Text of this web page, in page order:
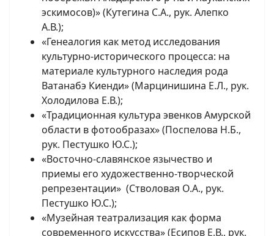
эскимосов)» (Кутегина С.А., рук. Алепко
А.В.);
«Генеалогия как метод исследования
культурно-исторического процесса: на
материале культурного наследия рода
Ватанабэ Киенди» (Марцинишина Е.Л., рук.
Холодилова Е.В.);
«Традиционная культура эвенков Амурской
области в фотообразах» (Поспелова Н.Б.,
рук. Пестушко Ю.С.);
«Восточно-славянское язычество и
приемы его художественно-творческой
репрезентации» (Стволовая О.А., рук.
Пестушко Ю.С.);
«Музейная театрализация как форма
современного искусства» (Есипов Е.В., рук.